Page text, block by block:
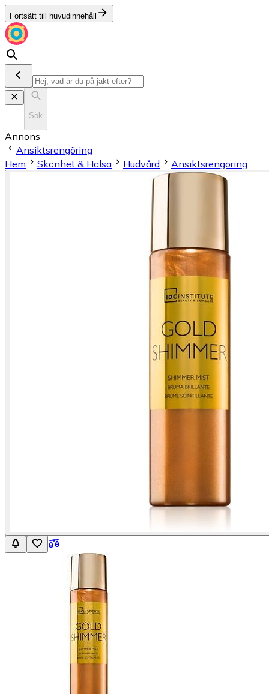
Fortsätt till huvudinnehåll
Sök
Annons
Ansiktsrengöring
Hem
Skönhet & Hälsa Hudvård Ansiktsrengöring